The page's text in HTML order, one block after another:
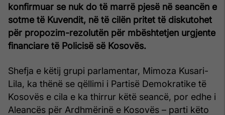
konfirmuar se nuk do të marrë pjesë në seancën e
sotme të Kuvendit, në të cilën pritet të diskutohet
për propozim-rezolutën për mbështetjen urgjente
financiare të Policisë së Kosovës.
Shefja e këtij grupi parlamentar, Mimoza Kusari-
Lila, ka thënë se qëllimi i Partisë Demokratike të
Kosovës e cila e ka thirrur këtë seancë, por edhe i
Aleancës për Ardhmërinë e Kosovës – parti këto